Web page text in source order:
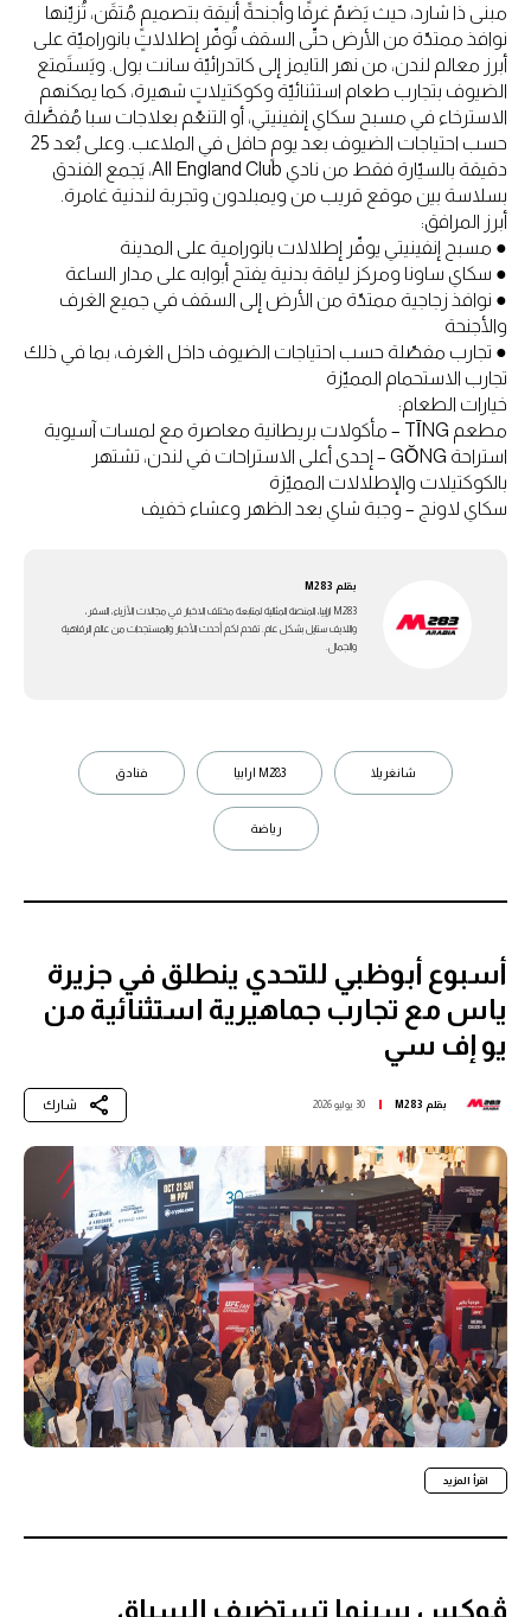
مبنى ذا شارد، حيث يَضمّ غرفًا وأجنحةً أنيقة بتصميمٍ مُتقَن، تُزيّنها
نوافذ ممتدّة من الأرض حتّى السقف تُوفّر إطلالاتٍ بانوراميّة على
أبرز معالم لندن، من نهر التايمز إلى كاتدرائيّة سانت بول. ويَستَمتع
الضيوف بتجارب طعام استثنائيّة وكوكتيلاتٍ شهيرة، كما يمكنهم
الاسترخاء في مسبح سكاي إنفينيتي، أو التنعّم بعلاجات سبا مُفصَّلة
حسب احتياجات الضيوف بعد يومٍ حافل في الملاعب. وعلى بُعد 25
دقيقة بالسيّارة فقط من نادي All England Club، يَجمع الفندق
بسلاسة بين موقع قريب من ويمبلدون وتجربة لندنية غامرة.
أبرز المرافق:
● مسبح إنفينيتي يوفّر إطلالات بانورامية على المدينة
● سكاي ساونا ومركز لياقة بدنية يفتح أبوابه على مدار الساعة
● نوافذ زجاجية ممتدّة من الأرض إلى السقف في جميع الغرف
والأجنحة
● تجارب مفصّلة حسب احتياجات الضيوف داخل الغرف، بما في ذلك
تجارب الاستحمام المميّزة
خيارات الطعام:
مطعم TĪNG – مأكولات بريطانية معاصرة مع لمسات آسيوية
استراحة GŎNG – إحدى أعلى الاستراحات في لندن، تشتهر
بالكوكتيلات والإطلالات المميّزة
سكاي لاونج – وجبة شاي بعد الظهر وعشاء خفيف
بقلم M283
M283 ارابيا، المنصة المثالية لمتابعة مختلف الاخبار في مجالات الأزياء، السفر،
واللايف ستايل بشكل عام. تقدم لكم أحدث الأخبار والمستجدات من عالم الرفاهية
والجمال.
شانغريلا M283 ارابيا فنادق
رياضة
أسبوع أبوظبي للتحدي ينطلق في جزيرة
ياس مع تجارب جماهيرية استثنائية من
يو إف سي
بقلم M283 30 يوليو 2026 شارك
اقرأ المزيد
ڤوكس سينما تستضيف السباق